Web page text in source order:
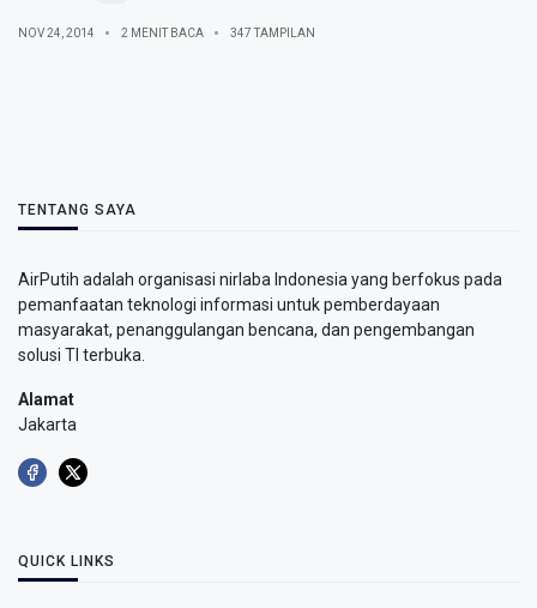
NOV 24, 2014 2 MENIT BACA 347 TAMPILAN
TENTANG SAYA
AirPutih adalah organisasi nirlaba Indonesia yang berfokus pada
pemanfaatan teknologi informasi untuk pemberdayaan
masyarakat, penanggulangan bencana, dan pengembangan
solusi TI terbuka.
Alamat
Jakarta
QUICK LINKS